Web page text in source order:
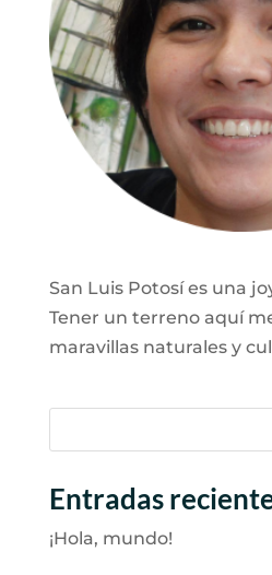
San Luis Potosí es una
Tener un terreno aquí
maravillas naturales y
Entradas
¡Hola, mundo!